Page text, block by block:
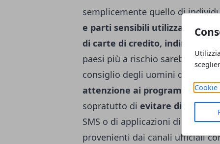
Cookie
semplicemente quello di
e parti sensibili utilizzabili da
di carte di credito, indirizzi
paesi più a rischio sarebbero
consiglio degli uomini di Kspersky
attenzione ai programmi
sopratutto di evitare di
SMS o di applicazioni di appunti.
provenienti dai canali ufficiali